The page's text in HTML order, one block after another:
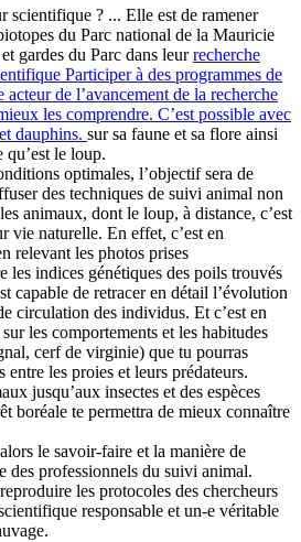
scientifique ? ... Elle est de ramener
du Parc national de la Mauricie
gardes du Parc dans leurrecherche
Participer à des programmes de
de l’avancement de la recherche
les comprendre. C’est possible avec
dauphins. sur sa faune et sa flore ainsi
qu’est le loup.
optimales, l’objectif sera de
des techniques de suivi animal non
animaux, dont le loup, à distance, c’est
vie naturelle. En effet, c’est en
relevant les photos prises
les indices génétiques des poils trouvés
capable de retracer en détail l’évolution
circulation des individus. Et c’est en
les comportements et les habitudes
cerf de virginie) que tu pourras
les proies et leurs prédateurs.
jusqu’aux insectes et des espèces
boréale te permettra de mieux connaître
le savoir-faire et la manière de
des professionnels du suivi animal.
les protocoles des chercheurs
responsable et un-e véritable